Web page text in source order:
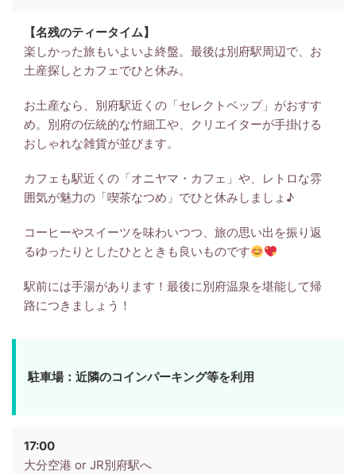
【名残のティータイム】
楽しかった旅もいよいよ終盤。最後は別府駅周辺で、お
土産探しとカフェでひと休み。
お土産なら、別府駅近くの「セレクトベップ」がおすす
め。別府の伝統的な竹細工や、クリエイターが手掛ける
おしゃれな雑貨が並びます。
カフェも駅近くの「オニヤマ・カフェ」や、レトロな雰
囲気が魅力の「喫茶なつめ」でひと休みしましょ♪
コーヒーやスイーツを味わいつつ、旅の思い出を振り返
るゆったりとしたひとときも良いものです
駅前には手湯があります！最後に別府温泉を堪能して帰
路につきましょう！
駐車場：近隣のコインパーキング等を利用
17:00
大分空港 or JR別府駅へ